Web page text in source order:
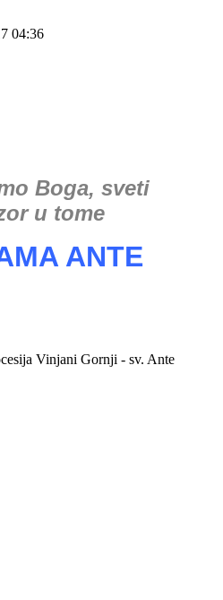
04:36
Boga, sveti
u tome
ANTE